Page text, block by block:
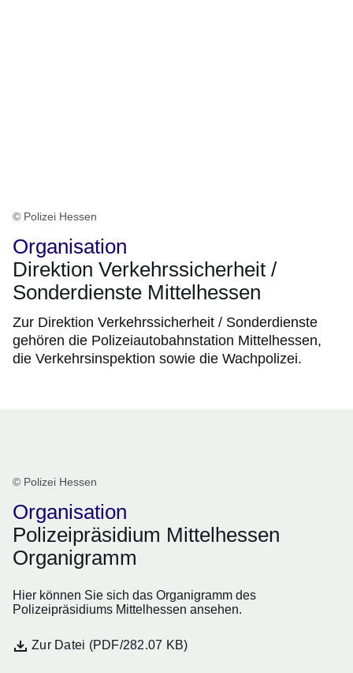
© Polizei Hessen
Organisation
Direktion Verkehrssicherheit /
Sonderdienste Mittelhessen
Zur Direktion Verkehrssicherheit / Sonderdienste
gehören die Polizeiautobahnstation Mittelhessen,
die Verkehrsinspektion sowie die Wachpolizei.
© Polizei Hessen
Organisation
Polizeipräsidium Mittelhessen
Organigramm
Hier können Sie sich das Organigramm des
Polizeipräsidiums Mittelhessen ansehen.
DateiZur Datei (PDF/282.07 KB)
Öffnet sich in einem neuen Fenster